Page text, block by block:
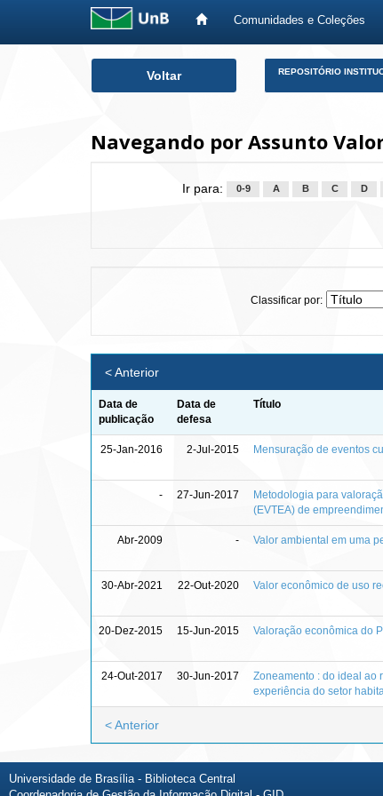
Comunidades e Coleções
Voltar REPOSITÓRIO
Navegando por Assunto
Ir para: 0-9 A B C D
Classificar por:
< Anterior
Data de
publicação
Data de
defesa
Título
25-Jan-2016 2-Jul-2015 Mensuração de eventos
- 27-Jun-2017
Metodologia para
(EVTEA) de
Abr-2009 - Valor ambiental em uma
30-Abr-2021 22-Out-2020 Valor econômico de uso
20-Dez-2015 15-Jun-2015 Valoração econômica do
24-Out-2017 30-Jun-2017
Zoneamento : do ideal ao
experiência do setor
< Anterior
Universidade de Brasília - Biblioteca Central